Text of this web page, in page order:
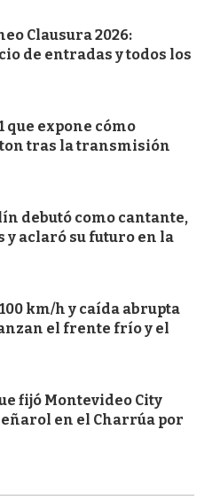
Clausura 2026:
de entradas y todos los
que expone cómo
tras la transmisión
debutó como cantante,
aclaró su futuro en la
km/h y caída abrupta
el frente frío y el
fijó Montevideo City
en el Charrúa por